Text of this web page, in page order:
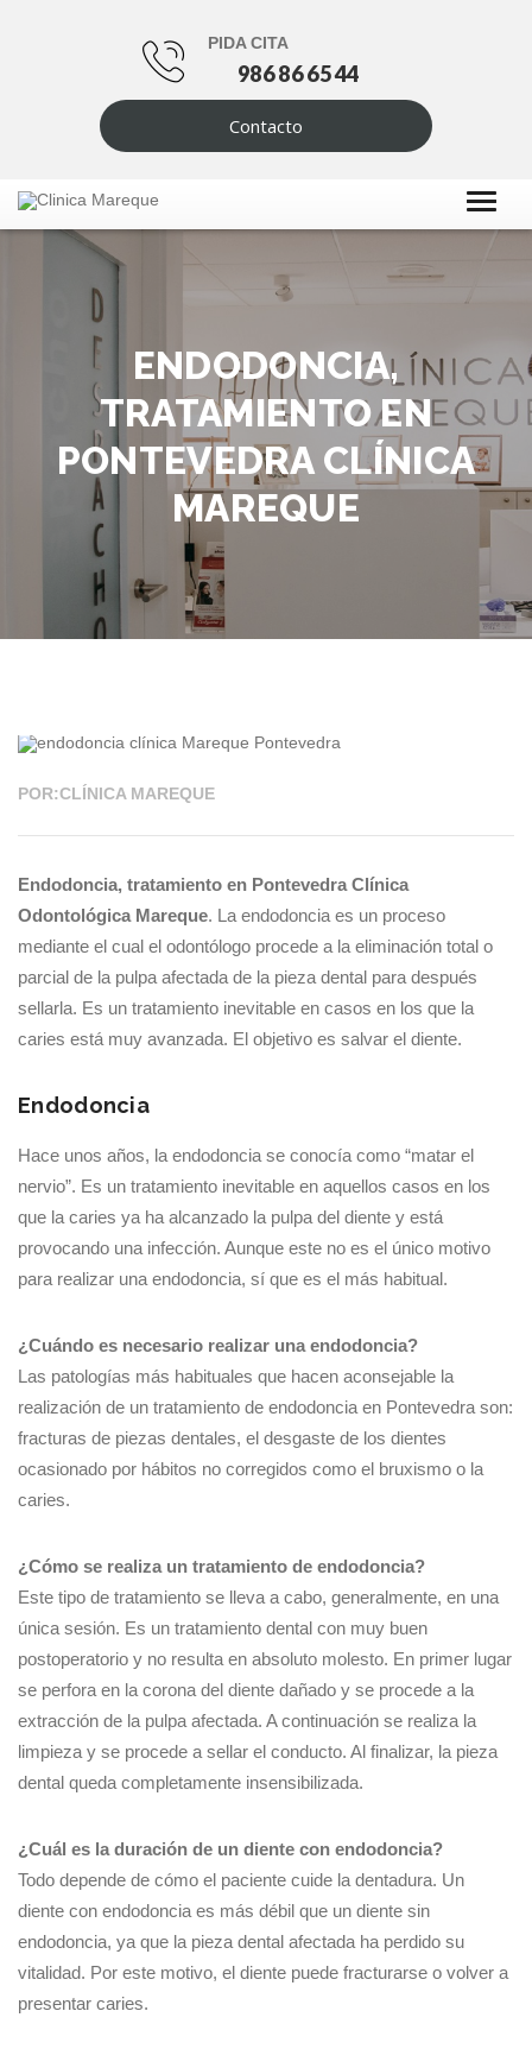
PIDA CITA
986 86 65 44
Contacto
ENDODONCIA,
TRATAMIENTO EN
PONTEVEDRA CLÍNICA
MAREQUE
POR:CLÍNICA MAREQUE
Endodoncia, tratamiento en Pontevedra Clínica
Odontológica Mareque. La endodoncia es un proceso
mediante el cual el odontólogo procede a la eliminación total o
parcial de la pulpa afectada de la pieza dental para después
sellarla. Es un tratamiento inevitable en casos en los que la
caries está muy avanzada. El objetivo es salvar el diente.
Endodoncia
Hace unos años, la endodoncia se conocía como “matar el
nervio”. Es un tratamiento inevitable en aquellos casos en los
que la caries ya ha alcanzado la pulpa del diente y está
provocando una infección. Aunque este no es el único motivo
para realizar una endodoncia, sí que es el más habitual.
¿Cuándo es necesario realizar una endodoncia?
Las patologías más habituales que hacen aconsejable la
realización de un tratamiento de endodoncia en Pontevedra son:
fracturas de piezas dentales, el desgaste de los dientes
ocasionado por hábitos no corregidos como el bruxismo o la
caries.
¿Cómo se realiza un tratamiento de endodoncia?
Este tipo de tratamiento se lleva a cabo, generalmente, en una
única sesión. Es un tratamiento dental con muy buen
postoperatorio y no resulta en absoluto molesto. En primer lugar
se perfora en la corona del diente dañado y se procede a la
extracción de la pulpa afectada. A continuación se realiza la
limpieza y se procede a sellar el conducto. Al finalizar, la pieza
dental queda completamente insensibilizada.
¿Cuál es la duración de un diente con endodoncia?
Todo depende de cómo el paciente cuide la dentadura. Un
diente con endodoncia es más débil que un diente sin
endodoncia, ya que la pieza dental afectada ha perdido su
vitalidad. Por este motivo, el diente puede fracturarse o volver a
presentar caries.